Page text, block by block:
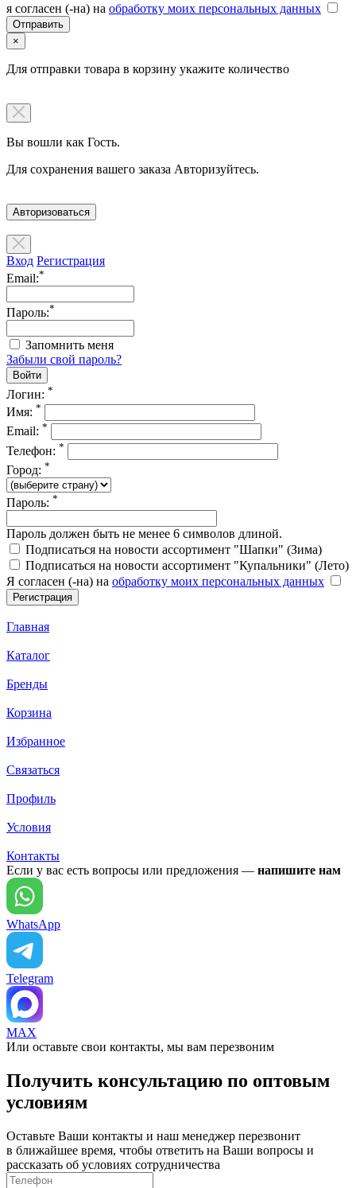
я согласен (-на) на обработку моих персональных данных
×
Для отправки товара в корзину укажите количество
Вы вошли как Гость.
Для сохранения вашего заказа Авторизуйтесь.
Авторизоваться
Вход Регистрация
Email:*
Пароль:*
Запомнить меня
Забыли свой пароль?
Логин: *
Имя: *
Email: *
Телефон: *
Город: *
Пароль: *
Пароль должен быть не менее 6 символов длиной.
Подписаться на новости ассортимент "Шапки" (Зима)
Подписаться на новости ассортимент "Купальники" (Лето)
Я согласен (-на) на обработку моих персональных данных
Главная
Каталог
Бренды
Корзина
Избранное
Связаться
Профиль
Условия
Контакты
Если у вас есть вопросы или предложения — напишите нам
WhatsApp
Telegram
MAX
Или оставьте свои контакты, мы вам перезвоним
Получить консультацию по оптовым
условиям
Оставьте Ваши контакты и наш менеджер перезвонит
в ближайшее время, чтобы ответить на Ваши вопросы и
рассказать об условиях сотрудничества